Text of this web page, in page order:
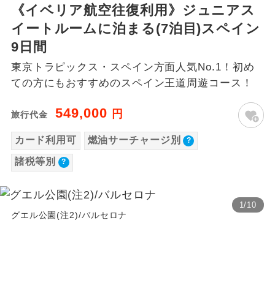
《イベリア航空往復利用》ジュニアス
イートルームに泊まる(7泊目)スペイン
9日間
東京トラピックス・スペイン方面人気No.1！初め
ての方にもおすすめのスペイン王道周遊コース！
旅行代金 549,000 円
カード利用可 燃油サーチャージ別
諸税等別
1/10
グエル公園(注2)/バルセロナ
歳未満）1,240円
【旅客保安サービス料】
成田国際空港
大人（12歳以上）700円、子供（2歳以上12
旅行代金に各国空港の旅客サービス施設使用
料と空港税等は含まれておりません。別途お
2026/8/8 大人（12歳以上）8,530円、子供
（2歳以上12歳未満）8,530円、幼児8,530円
当ツアーは日程表に記載の出発空港だけで
なく、各地より下記追加代金にて飛行機や
鉄道などを利用しご参加いただけます。
ご同行者様が異なる発着地をご希望の場合
は、当社予約センターまで連絡ください。
バスガイド乗
務
バスガイドが乗務し、車内での観光案内
があります。
新コース
ユネスコに登録されている文化遺産や自
温泉地にも宿泊するコースです。
露天風呂
大浴場 ご宿泊ホテルに大浴場が付いています。